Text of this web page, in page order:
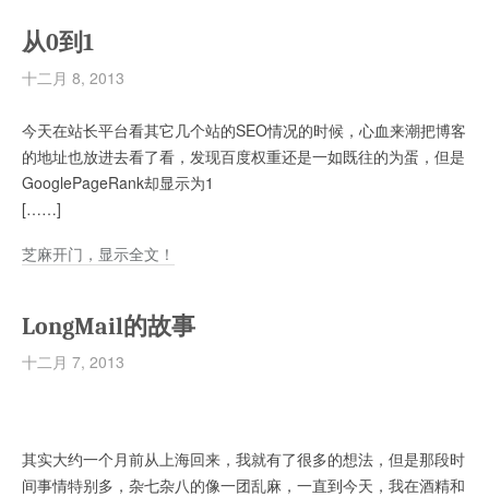
从0到1
十二月 8, 2013
今天在站长平台看其它几个站的SEO情况的时候，心血来潮把博客
的地址也放进去看了看，发现百度权重还是一如既往的为蛋，但是
GooglePageRank却显示为1
[……]
芝麻开门，显示全文！
LongMail的故事
十二月 7, 2013
其实大约一个月前从上海回来，我就有了很多的想法，但是那段时
间事情特别多，杂七杂八的像一团乱麻，一直到今天，我在酒精和